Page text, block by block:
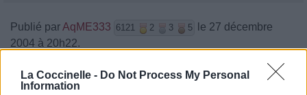
La Coccinelle - Do Not Process My Personal
Information
Publié parAqME333 6121 2 3 5
le 27 décembre
2004 à 20h22.